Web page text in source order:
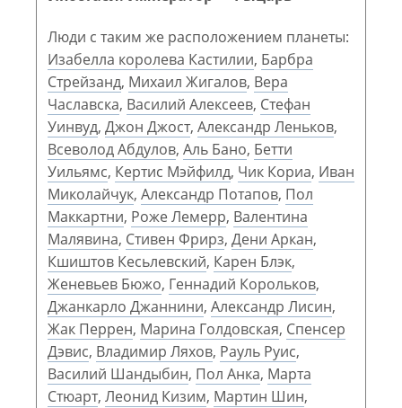
Люди с таким же расположением планеты:
Изабелла королева Кастилии, Барбра
Стрейзанд, Михаил Жигалов, Вера
Чаславска, Василий Алексеев, Стефан
Уинвуд, Джон Джост, Александр Леньков,
Всеволод Абдулов, Аль Бано, Бетти
Уильямс, Кертис Мэйфилд, Чик Кориа, Иван
Миколайчук, Александр Потапов, Пол
Маккартни, Роже Лемерр, Валентина
Малявина, Стивен Фрирз, Дени Аркан,
Кшиштов Кесьлевский, Карен Блэк,
Женевьев Бюжо, Геннадий Корольков,
Джанкарло Джаннини, Александр Лисин,
Жак Перрен, Марина Голдовская, Спенсер
Дэвис, Владимир Ляхов, Рауль Руис,
Василий Шандыбин, Пол Анка, Марта
Стюарт, Леонид Кизим, Мартин Шин,